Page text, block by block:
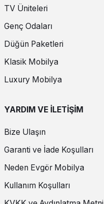
TV Üniteleri
Genç Odaları
Düğün Paketleri
Klasik Mobilya
Luxury Mobilya
YARDIM VE İLETİŞİM
Bize Ulaşın
Garanti ve İade Koşulları
Neden Evgör Mobilya
Kullanım Koşulları